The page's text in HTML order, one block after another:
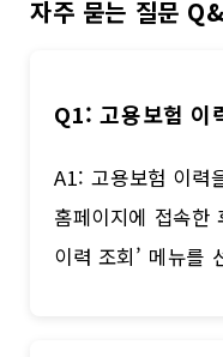
자주 묻는 질문
Q1: 고용보험 이
A1: 고용보험 이력
홈페이지에 접속한
이력 조회’ 메뉴를